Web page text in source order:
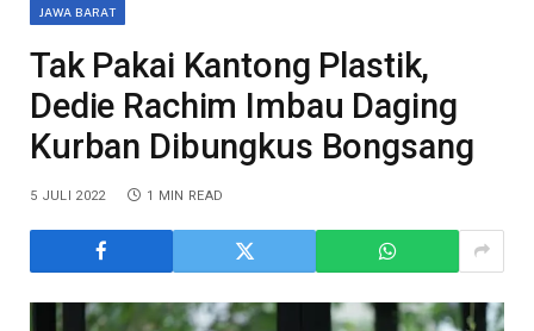
JAWA BARAT
Tak Pakai Kantong Plastik,
Dedie Rachim Imbau Daging
Kurban Dibungkus Bongsang
5 JULI 2022 1 MIN READ